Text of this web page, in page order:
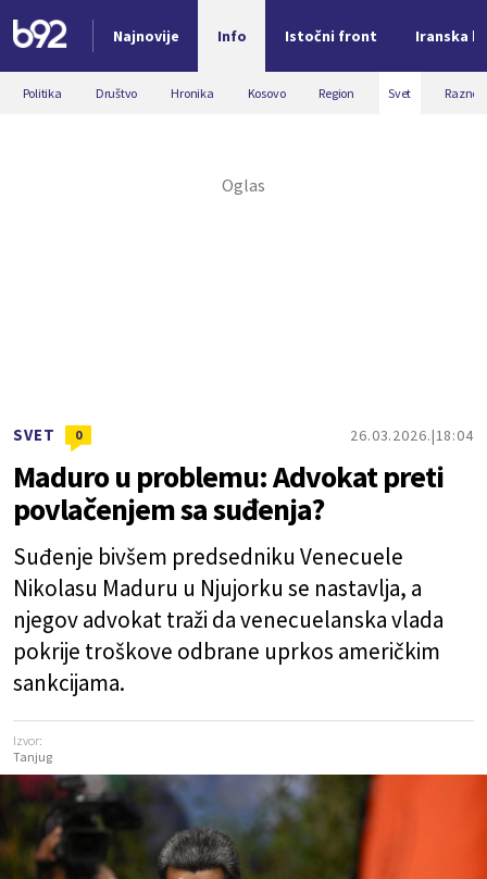
Najnovije Info Istočni front Iranska
Nova vest
Politika Društvo Hronika Kosovo Region Svet Razno
SVET 0 26.03.2026. 18:04
Maduro u problemu: Advokat preti
povlačenjem sa suđenja?
Suđenje bivšem predsedniku Venecuele
Nikolasu Maduru u Njujorku se nastavlja, a
njegov advokat traži da venecuelanska vlada
pokrije troškove odbrane uprkos američkim
sankcijama.
Izvor:
Tanjug